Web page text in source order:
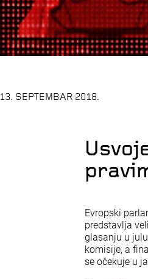
13. SEPTEMBAR 2018.
Evropski
predstavlja
glasanju u
komisije, a
se očekuje u